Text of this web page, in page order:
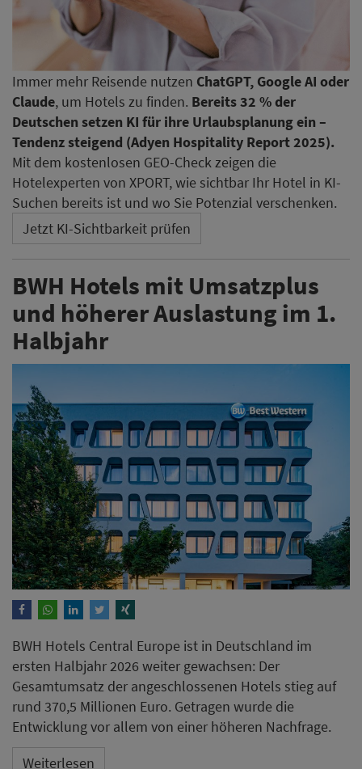
BWH Hotels mit Umsatzplus
und höherer Auslastung im 1.
Halbjahr
BWH Hotels Central Europe ist in Deutschland im
ersten Halbjahr 2026 weiter gewachsen: Der
Gesamtumsatz der angeschlossenen Hotels stieg auf
rund 370,5 Millionen Euro. Getragen wurde die
Entwicklung vor allem von einer höheren Nachfrage.
Weiterlesen
Expedia hebt nach starkem
zweiten Quartal
Jahresprognose an